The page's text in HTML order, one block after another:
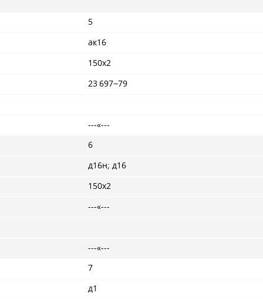
5
ак16
150x2
23 697−79
---«---
6
д16н; д16
150x2
---«---
---«---
7
д1